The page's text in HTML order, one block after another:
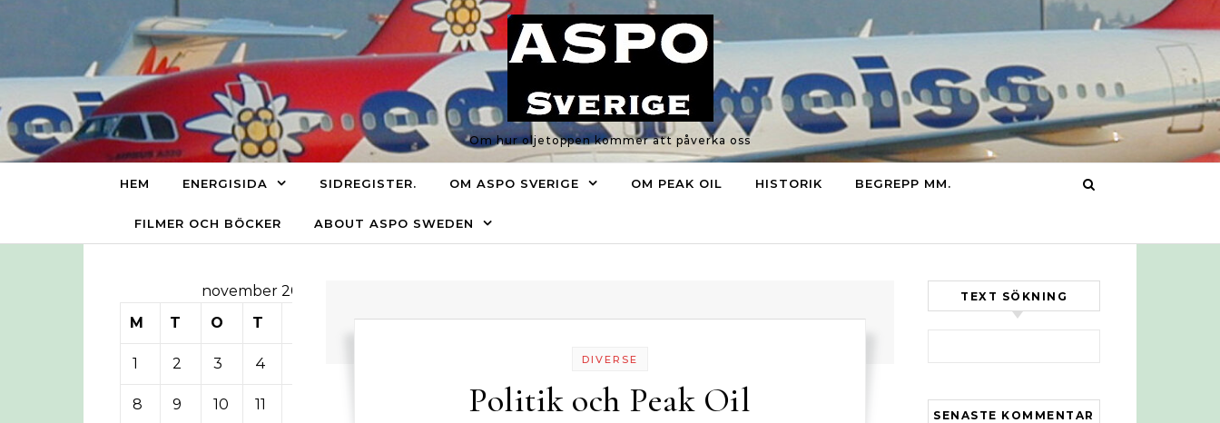
Om hur oljetoppen kommer att påverka oss
HEM ENERGISIDA SIDREGISTER. OM ASPO SVERIGE OM PEAK OIL HISTORIK BEGREPP MM.
FILMER OCH BÖCKER ABOUT ASPO SWEDEN
november 2010
M
T O T S
1 2 3 4
8 9 10 11
DIVERSE
Politik och Peak Oil
TEXT SÖKNING
SENASTE KOMMENTAR